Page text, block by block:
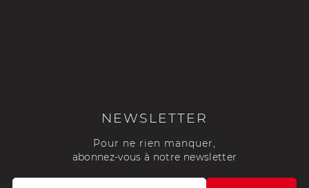
NEWSLETTER
Pour ne rien manquer,
abonnez-vous à notre newsletter